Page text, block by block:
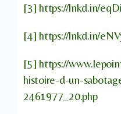
[3] https://lnkd.in/
[4] https://lnkd.in/
[5] https://
histoire-d-un-
2461977_20.php